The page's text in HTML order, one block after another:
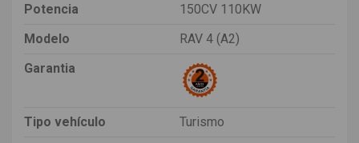
Potencia
150CV 110KW
Modelo
RAV 4 (A2)
Garantia
Tipo vehículo
Turismo